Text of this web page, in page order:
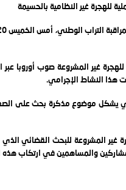
غير المشروعة صوب أوروبا عبر
هذا النشاط الإجرامي.
يشكل موضوع مذكرة بحث على
غير المشروعة للبحث القضائي
والمساهمين في ارتكاب هذه